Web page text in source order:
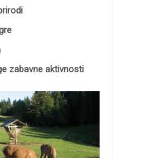
zabavne aktivnosti